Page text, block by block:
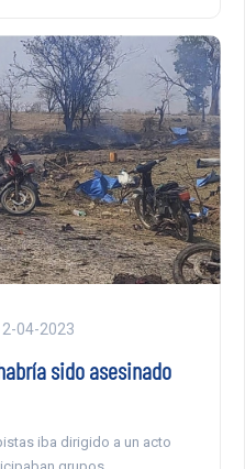
04-2023
sido asesinado
iba dirigido a un acto